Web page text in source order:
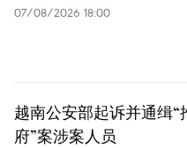
07/08/2026 18:00
越南公安部起诉并通缉“
府”案涉案人员